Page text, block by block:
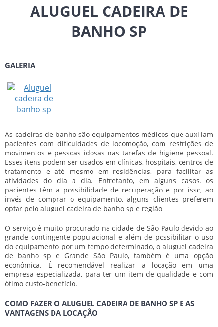
ALUGUEL CADEIRA DE
BANHO SP
GALERIA
As cadeiras de banho são equipamentos médicos que auxiliam
pacientes com dificuldades de locomoção, com restrições de
movimentos e pessoas idosas nas tarefas de higiene pessoal.
Esses itens podem ser usados em clínicas, hospitais, centros de
tratamento e até mesmo em residências, para facilitar as
atividades do dia a dia. Entretanto, em alguns casos, os
pacientes têm a possibilidade de recuperação e por isso, ao
invés de comprar o equipamento, alguns clientes preferem
optar pelo aluguel cadeira de banho sp e região.
O serviço é muito procurado na cidade de São Paulo devido ao
grande contingente populacional e além de possibilitar o uso
do equipamento por um tempo determinado, o aluguel cadeira
de banho sp e Grande São Paulo, também é uma opção
econômica. É recomendável realizar a locação em uma
empresa especializada, para ter um item de qualidade e com
ótimo custo-benefício.
COMO FAZER O ALUGUEL CADEIRA DE BANHO SP E AS
VANTAGENS DA LOCAÇÃO